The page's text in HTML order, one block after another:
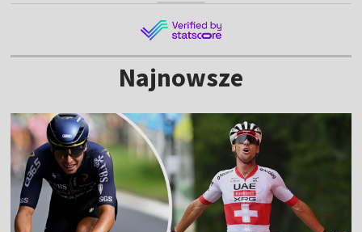
Najnowsze